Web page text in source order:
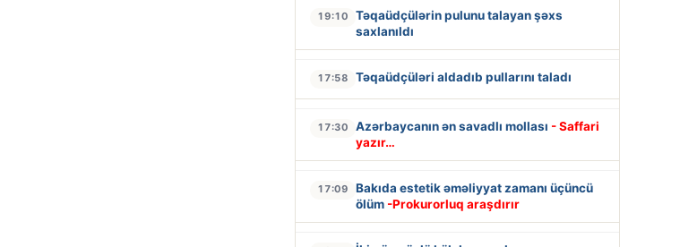
19:10
Təqaüdçülərin pulunu talayan şəxs
saxlanıldı
17:58 Təqaüdçüləri aldadıb pullarını taladı
17:30 Azərbaycanın ən savadlı mollası - Saffari
yazır…
17:09
Bakıda estetik əməliyyat zamanı üçüncü
ölüm -Prokurorluq araşdırır